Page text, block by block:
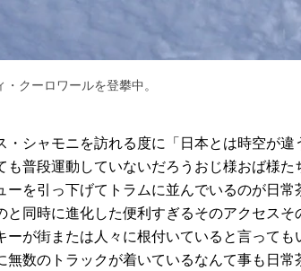
クーロワールを登攀中。
・シャモニを訪れる度に「日本とは時空が
も普段運動していないだろうおじ様おば様
ーを引っ下げてトラムに並んでいるのが日
と同時に進化した便利すぎるそのアクセス
ーが街または人々に根付いていると言って
無数のトラックが着いているなんて事も日